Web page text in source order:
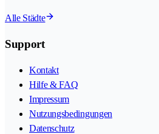
Alle Städte
Support
Kontakt
Hilfe & FAQ
Impressum
Nutzungsbedingungen
Datenschutz